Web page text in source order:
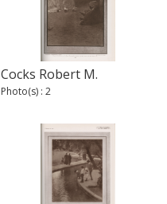
Cocks Robert M.
Photo(s) : 2